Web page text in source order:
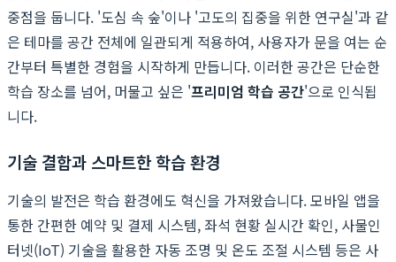
중점을 둡니다. '도심 속 숲'이나 '고도의 집중을 위한 연구실'과 같
은 테마를 공간 전체에 일관되게 적용하여, 사용자가 문을 여는 순
간부터 특별한 경험을 시작하게 만듭니다. 이러한 공간은 단순한
학습 장소를 넘어, 머물고 싶은 '프리미엄 학습 공간'으로 인식됩
니다.
기술 결합과 스마트한 학습 환경
기술의 발전은 학습 환경에도 혁신을 가져왔습니다. 모바일 앱을
통한 간편한 예약 및 결제 시스템, 좌석 현황 실시간 확인, 사물인
터넷(IoT) 기술을 활용한 자동 조명 및 온도 조절 시스템 등은 사